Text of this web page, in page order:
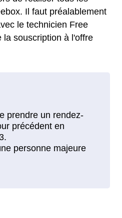
Il faut préalablement
le technicien Free
la souscription à l'offre